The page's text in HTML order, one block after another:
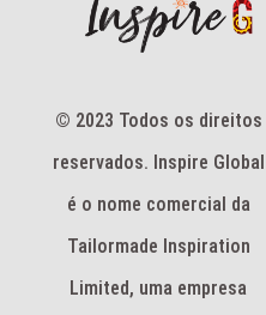
© 2023 Todos os direitos
reservados. Inspire Global
é o nome comercial da
Tailormade Inspiration
Limited, uma empresa